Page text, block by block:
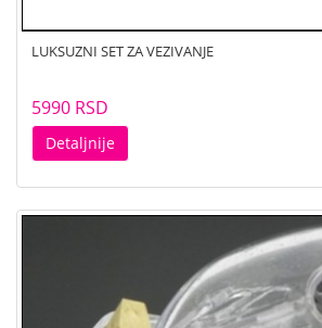
LUKSUZNI SET ZA VEZIVANJE
5990 RSD
Detaljnije